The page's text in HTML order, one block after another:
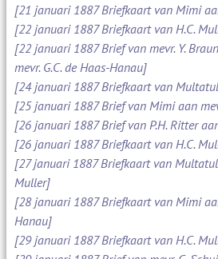
[21 januari 1887 Briefkaart van Mimi
[22 januari 1887 Briefkaart van H.C.
[22 januari 1887 Brief van mevr. Y.
mevr. G.C. de Haas-Hanau]
[24 januari 1887 Briefkaart van
[25 januari 1887 Brief van Mimi aan
[26 januari 1887 Brief van P.H. Ritter
[26 januari 1887 Briefkaart van H.C.
[27 januari 1887 Briefkaart van
Muller]
[28 januari 1887 Briefkaart van Mimi
Hanau]
[29 januari 1887 Briefkaart van H.C.